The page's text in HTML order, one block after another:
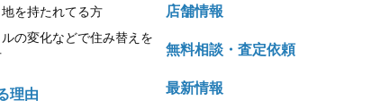
を持たれてる方
の変化などで住み替えを
理由
店舗情報
無料相談・査定依頼
最新情報